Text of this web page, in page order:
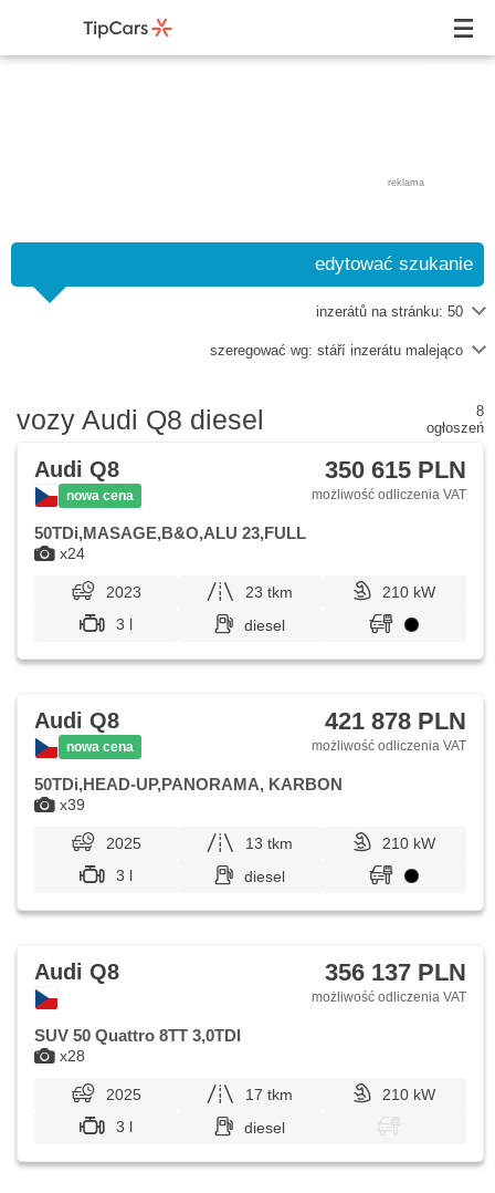
reklama
edytować szukanie
inzerátů na stránku: 50
szeregować wg: stáří inzerátu malejąco
vozy Audi Q8 diesel
8
ogłoszeń
x24
Audi Q8
nowa cena
350 615 PLN
możliwość odliczenia VAT
50TDi,MASAGE,B&O,ALU 23,FULL
2023 23 tkm
210 kW
3 l
diesel
x39
Audi Q8
nowa cena
421 878 PLN
możliwość odliczenia VAT
50TDi,HEAD-UP,PANORAMA, KARBON
2025 13 tkm
210 kW
3 l
diesel
x28
Audi Q8 356 137 PLN
możliwość odliczenia VAT
SUV 50 Quattro 8TT 3,0TDI
2025 17 tkm
210 kW
3 l
diesel